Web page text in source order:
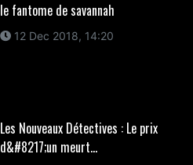
le fantome de savannah
12 Dec 2018, 14:20
Les Nouveaux Détectives : Le prix
d&#8217;un meurt...